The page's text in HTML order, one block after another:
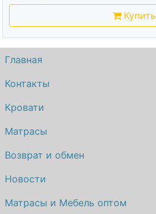
Купить
Главная
Контакты
Кровати
Матрасы
Возврат и обмен
Новости
Матрасы и Мебель оптом